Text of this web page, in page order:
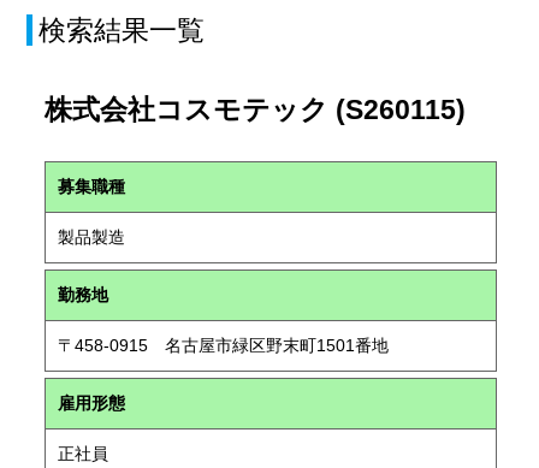
検索結果一覧
株式会社コスモテック (S260115)
募集職種
製品製造
勤務地
〒458-0915 名古屋市緑区野末町1501番地
雇用形態
正社員